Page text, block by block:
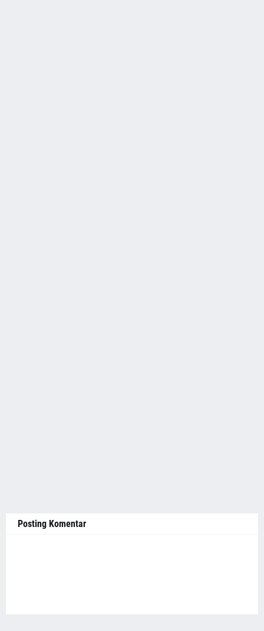
Posting Komentar